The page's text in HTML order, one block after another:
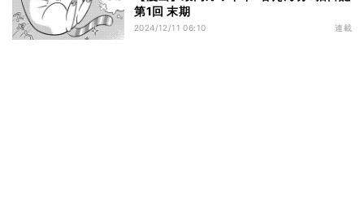
第1回 末期
2024/12/11 06:10 連載